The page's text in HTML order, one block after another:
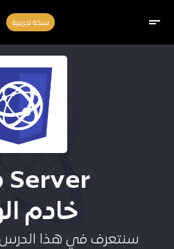
short_text نسخة تجريبية
Server
خادم
سنتعرف في هذا الدرس